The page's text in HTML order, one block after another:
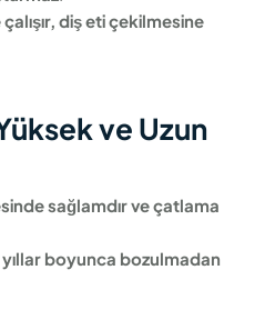
diş eti çekilmesine
ve Uzun
sağlamdır ve çatlama
boyunca bozulmadan